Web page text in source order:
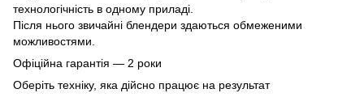
технологічність в одному приладі.
Після нього звичайні блендери здаються обмеженими
можливостями.
Офіційна гарантія — 2 роки
Оберіть техніку, яка дійсно працює на результат